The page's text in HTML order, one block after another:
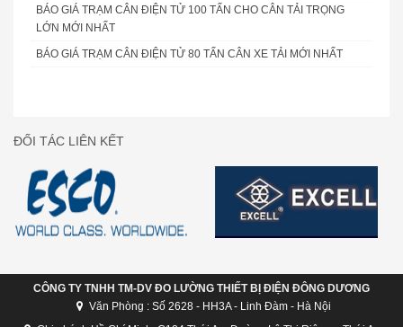
BÁO GIÁ TRẠM CÂN ĐIỆN TỬ 100 TẤN CHO CÂN TẢI TRỌNG
LỚN MỚI NHẤT
BÁO GIÁ TRẠM CÂN ĐIỆN TỬ 80 TẤN CÂN XE TẢI MỚI NHẤT
ĐỐI TÁC LIÊN KẾT
CÔNG TY TNHH TM-DV ĐO LƯỜNG THIẾT BỊ ĐIỆN ĐÔNG DƯƠNG
Văn Phòng : Số 2628 - HH3A - Linh Đàm - Hà Nội